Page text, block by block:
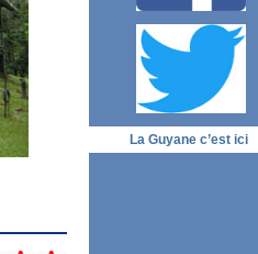
La Guyane c’est ici